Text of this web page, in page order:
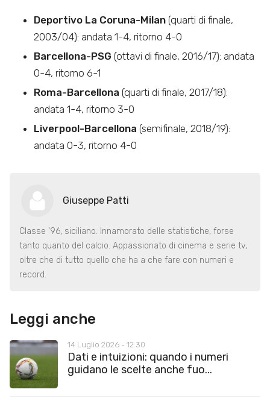
Deportivo La Coruna-Milan (quarti di finale,
2003/04): andata 1-4, ritorno 4-0
Barcellona-PSG (ottavi di finale, 2016/17): andata
0-4, ritorno 6-1
Roma-Barcellona (quarti di finale, 2017/18):
andata 1-4, ritorno 3-0
Liverpool-Barcellona (semifinale, 2018/19):
andata 0-3, ritorno 4-0
Giuseppe Patti
Classe '96, siciliano. Innamorato delle statistiche, forse
tanto quanto del calcio. Appassionato di cinema e serie tv,
oltre che di tutto quello che ha a che fare con numeri e
record.
Leggi anche
14 Luglio 2026 - 12:30
Dati e intuizioni: quando i numeri
guidano le scelte anche fuo...